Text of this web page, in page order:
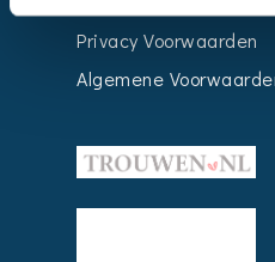
Privacy Voorwaarden
Algemene